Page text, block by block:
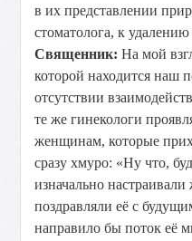
в их представлении
стоматолога, к удалению
Священник: На мой
которой находится наш
отсутствии
те же гинекологи
женщинам, которые
сразу хмуро: «Ну что,
изначально
поздравляли её с
направило бы поток её